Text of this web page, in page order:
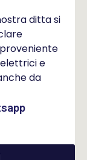
ditta si
e
da